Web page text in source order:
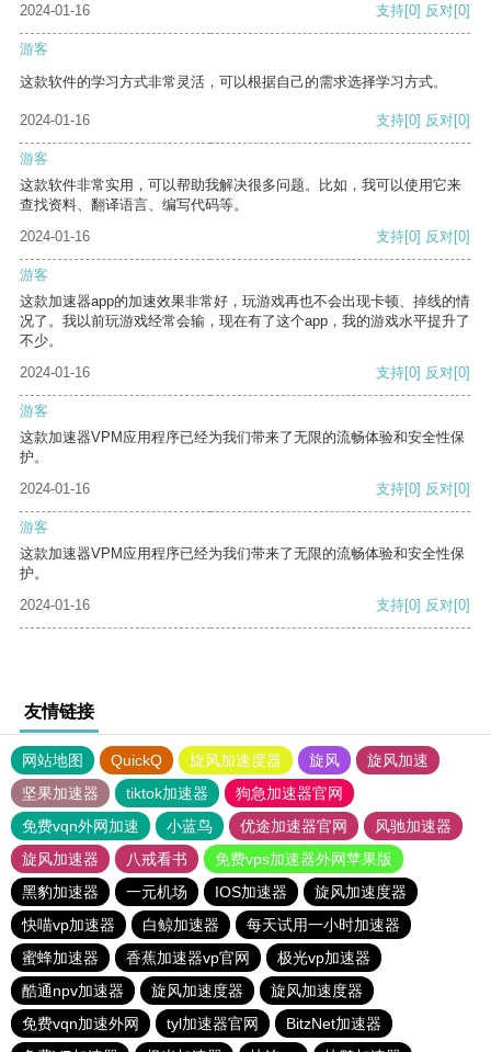
2024-01-16
支持[0] 反对[0]
游客
这款软件的学习方式非常灵活，可以根据自己的需求选择学习方式。
2024-01-16 支持[0] 反对[0]
游客
这款软件非常实用，可以帮助我解决很多问题。比如，我可以使用它来
查找资料、翻译语言、编写代码等。
2024-01-16
支持[0] 反对[0]
游客
这款加速器app的加速效果非常好，玩游戏再也不会出现卡顿、掉线的情
况了。我以前玩游戏经常会输，现在有了这个app，我的游戏水平提升了
不少。
2024-01-16
支持[0] 反对[0]
游客
这款加速器VPM应用程序已经为我们带来了无限的流畅体验和安全性保
护。
2024-01-16
支持[0] 反对[0]
游客
这款加速器VPM应用程序已经为我们带来了无限的流畅体验和安全性保
护。
2024-01-16
支持[0] 反对[0]
友情链接
网站地图 QuickQ 旋风加速度器 旋风
旋风加速
坚果加速器
tiktok加速器
狗急加速器官网
免费vqn外网加速
小蓝鸟 优途加速器官网
风驰加速器
旋风加速器
八戒看书
免费vps加速器外网苹果版
黑豹加速器
一元机场 IOS加速器
旋风加速度器
快喵vp加速器
白鲸加速器
每天试用一小时加速器
蜜蜂加速器
香蕉加速器vp官网
极光vp加速器
酷通npv加速器
旋风加速度器
旋风加速度器
免费vqn加速外网
tyl加速器官网
BitzNet加速器